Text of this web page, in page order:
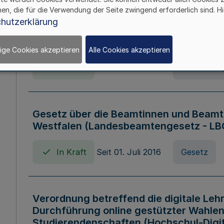
Verordnung über die
Nordrhein-Westfalen
Gesetz über die Beamtinnen und
Westfalen (Landesbeamtengesetz -
In Kraft Seit 01. Juli 2016 Gesetz
Verordnung betreffend die digitale
Durchführung online gestützter
die für die Verwendung der Seite zwingend erforderlich sind.
Cookies akzeptieren Alle Cookies akzeptieren